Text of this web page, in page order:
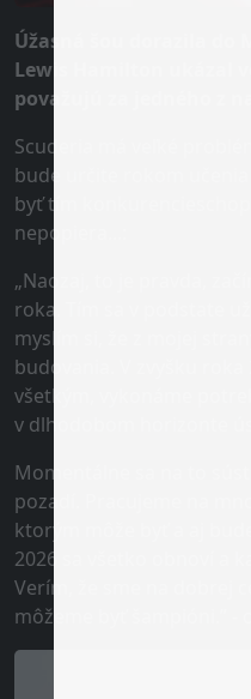
Úžasná šou dorazila do
Lewis Hamilton ukázal
považujú za jedného z
Scuderia má veľké
bude určite rokom
byť tím
nepopiera...:
„Naozaj, to je pravda,
roka. Tím sa v podstate
myslím si, že z mojej
budovania. V zvyšku roka
všetkým, vykonáme
v dlhodobom horizonte
Momentálne sa na to
pozadí. Pracujeme na
ktorým môže byť a aj
2026 sa všetko obnoví a
Verím, že sme na dobrej
môžeme byť šampióni.”